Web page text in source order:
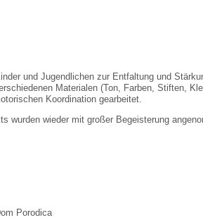
und Jugendlichen zur Entfaltung und
Materialen (Ton, Farben, Stiften,
Koordination gearbeitet.
wurden wieder mit großer Begeisterung
Porodica